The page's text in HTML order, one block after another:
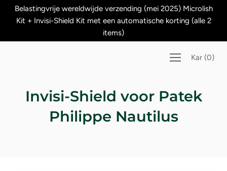
Belastingvrije wereldwijde verzending (mei 2025) Microlish
Kit + Invisi-Shield Kit met een automatische korting (alle 2
items)
Kar (0)
Invisi-Shield voor Patek
Philippe Nautilus